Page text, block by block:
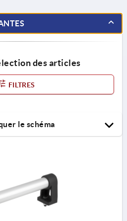
des articles
FILTRES
le schéma